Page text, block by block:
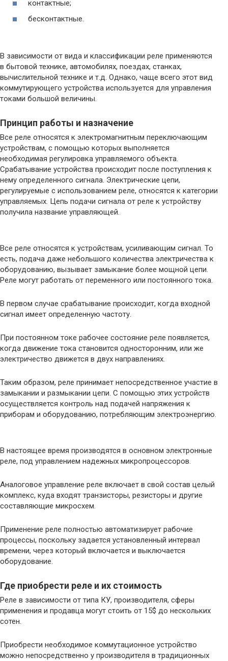
контактные;
бесконтактные.
В зависимости от вида и классификации реле применяются
в бытовой технике, автомобилях, поездах, станках,
вычислительной технике и т.д. Однако, чаще всего этот вид
коммутирующего устройства используется для управления
токами большой величины.
Принцип работы и назначение
Все реле относятся к электромагнитным переключающим
устройствам, с помощью которых выполняется
необходимая регулировка управляемого объекта.
Срабатывание устройства происходит после поступления к
нему определенного сигнала. Электрические цепи,
регулируемые с использованием реле, относятся к категории
управляемых. Цепь подачи сигнала от реле к устройству
получила название управляющей.
Все реле относятся к устройствам, усиливающим сигнал. То
есть, подача даже небольшого количества электричества к
оборудованию, вызывает замыкание более мощной цепи.
Реле могут работать от переменного или постоянного тока.
В первом случае срабатывание происходит, когда входной
сигнал имеет определенную частоту.
При постоянном токе рабочее состояние реле появляется,
когда движение тока становится односторонним, или же
электричество движется в двух направлениях.
Таким образом, реле принимает непосредственное участие в
замыкании и размыкании цепи. С помощью этих устройств
осуществляется контроль над подачей напряжения к
приборам и оборудованию, потребляющим электроэнергию.
В настоящее время производятся в основном электронные
реле, под управлением надежных микропроцессоров.
Аналоговое управление реле включает в свой состав целый
комплекс, куда входят транзисторы, резисторы и другие
составляющие микросхем.
Применение реле полностью автоматизирует рабочие
процессы, поскольку задается установленный интервал
времени, через который включается и выключается
оборудование.
Где приобрести реле и их стоимость
Реле в зависимости от типа КУ, производителя, сферы
применения и продавца могут стоить от 15$ до нескольких
сотен.
Приобрести необходимое коммутационное устройство
можно непосредственно у производителя в традиционных